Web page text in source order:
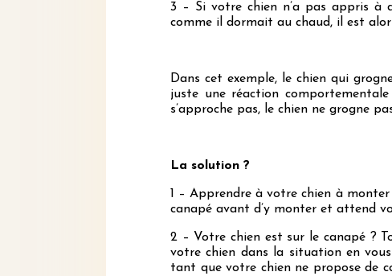
3 – Si votre chien n’a pas appris à
comme il dormait au chaud, il est
Dans cet exemple, le chien qui
juste une réaction
s’approche pas, le chien ne grogne
La solution ?
1 – Apprendre à votre chien à
canapé avant d’y monter et attend
2 – Votre chien est sur le canapé ?
votre chien dans la situation en
tant que votre chien ne propose de